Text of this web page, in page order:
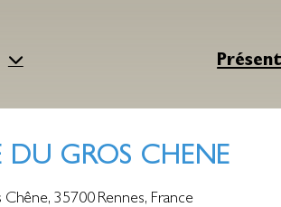
DU GROS CHENE
Chêne,35700 Rennes, France